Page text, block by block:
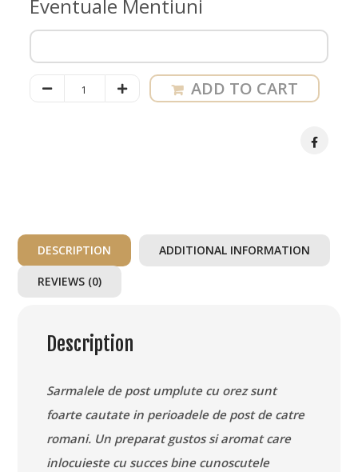
Eventuale Mentiuni
Oala
Post
quantity
ADD TO CART
DESCRIPTION ADDITIONAL INFORMATION
REVIEWS (0)
Description
Sarmalele de post umplute cu orez sunt
foarte cautate in perioadele de post de catre
romani. Un preparat gustos si aromat care
inlocuieste cu succes bine cunoscutele